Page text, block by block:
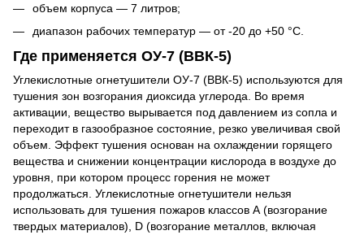
объем корпуса — 7 литров;
диапазон рабочих температур — от -20 до +50 °C.
Где применяется ОУ-7 (ВВК-5)
Углекислотные огнетушители ОУ-7 (ВВК-5) используются для
тушения зон возгорания диоксида углерода. Во время
активации, вещество вырывается под давлением из сопла и
переходит в газообразное состояние, резко увеличивая свой
объем. Эффект тушения основан на охлаждении горящего
вещества и снижении концентрации кислорода в воздухе до
уровня, при котором процесс горения не может
продолжаться. Углекислотные огнетушители нельзя
использовать для тушения пожаров классов А (возгорание
твердых материалов), D (возгорание металлов, включая